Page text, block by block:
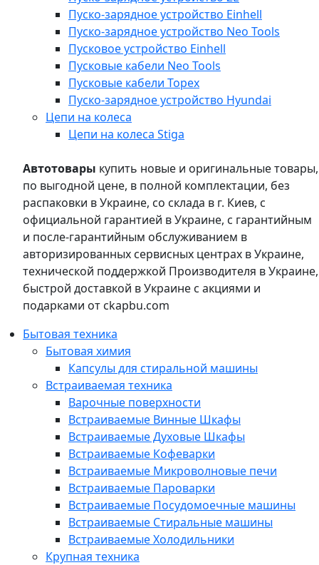
Пуско-зарядное устройство Einhell
Пуско-зарядное устройство Neo Tools
Пусковое устройство Einhell
Пусковые кабели Neo Tools
Пусковые кабели Topex
Пуско-зарядное устройство Hyundai
Цепи на колеса
Цепи на колеса Stiga
Автотовары купить новые и оригинальные товары,
по выгодной цене, в полной комплектации, без
распаковки в Украине, со склада в г. Киев, с
официальной гарантией в Украине, с гарантийным
и после-гарантийным обслуживанием в
авторизированных сервисных центрах в Украине,
технической поддержкой Производителя в Украине,
быстрой доставкой в Украине с акциями и
подарками от ckapbu.com
Бытовая техника
Бытовая химия
Капсулы для стиральной машины
Встраиваемая техника
Варочные поверхности
Встраиваемые Винные Шкафы
Встраиваемые Духовые Шкафы
Встраиваемые Кофеварки
Встраиваемые Микроволновые печи
Встраиваемые Пароварки
Встраиваемые Посудомоечные машины
Встраиваемые Стиральные машины
Встраиваемые Холодильники
Крупная техника